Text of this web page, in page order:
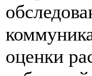
оценки